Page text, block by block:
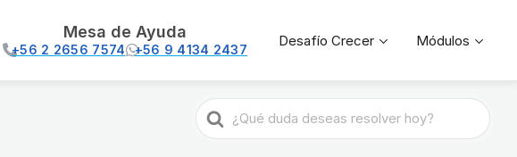
Mesa de Ayuda
+56 2 2656 7574 +56 9 4134 2437
Desafío Crecer Módulos
Buscar